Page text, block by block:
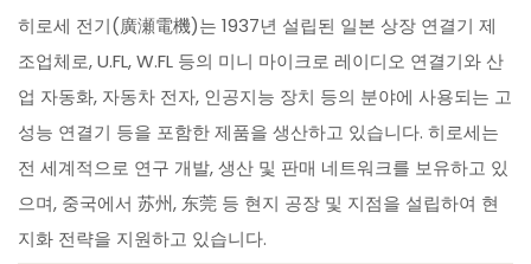
히로세 전기(廣瀬電機)는 1937년 설립된 일본 상장 연결기 제
조업체로, U.FL, W.FL 등의 미니 마이크로 레이디오 연결기와 산
업 자동화, 자동차 전자, 인공지능 장치 등의 분야에 사용되는 고
성능 연결기 등을 포함한 제품을 생산하고 있습니다. 히로세는
전 세계적으로 연구 개발, 생산 및 판매 네트워크를 보유하고 있
으며, 중국에서 苏州, 东莞 등 현지 공장 및 지점을 설립하여 현
지화 전략을 지원하고 있습니다.